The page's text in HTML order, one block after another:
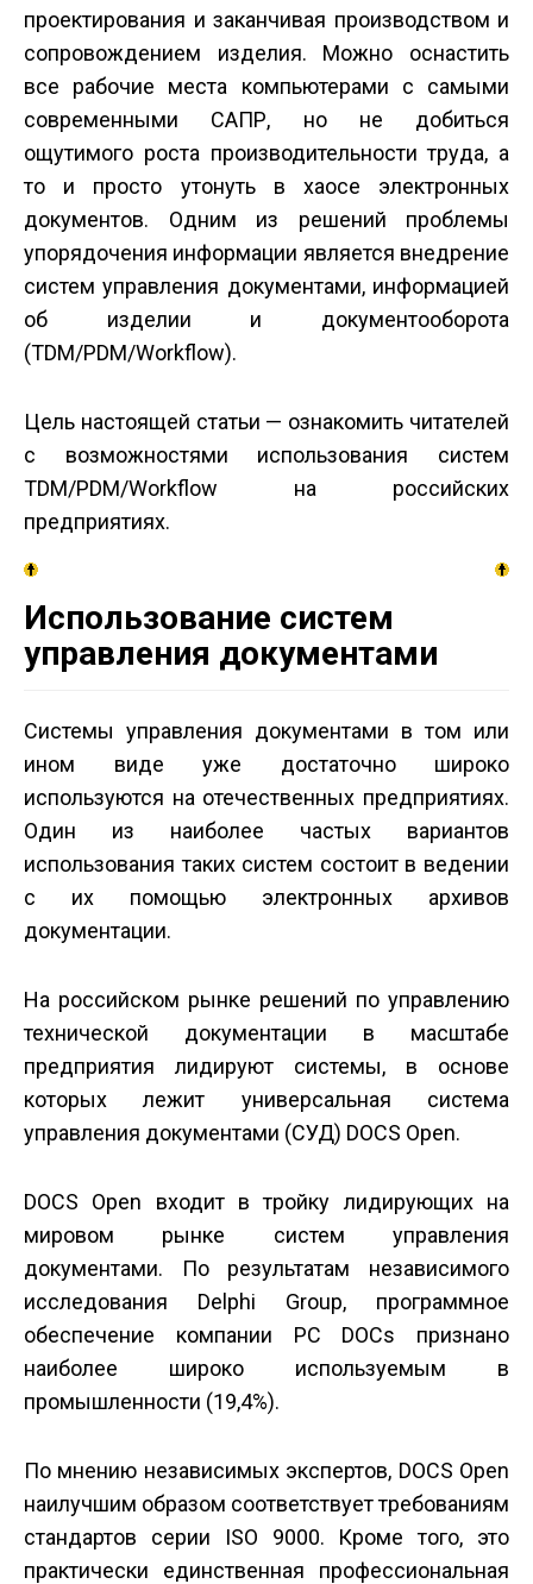
проектирования и заканчивая производством и
сопровождением изделия. Можно оснастить
все рабочие места компьютерами с самыми
современными САПР, но не добиться
ощутимого роста производительности труда, а
то и просто утонуть в хаосе электронных
документов. Одним из решений проблемы
упорядочения информации является внедрение
систем управления документами, информацией
об изделии и документооборота
(TDM/PDM/Workflow).
Цель настоящей статьи — ознакомить читателей
с возможностями использования систем
TDM/PDM/Workflow на российских
предприятиях.
Использование систем
управления документами
Системы управления документами в том или
ином виде уже достаточно широко
используются на отечественных предприятиях.
Один из наиболее частых вариантов
использования таких систем состоит в ведении
с их помощью электронных архивов
документации.
На российском рынке решений по управлению
технической документации в масштабе
предприятия лидируют системы, в основе
которых лежит универсальная система
управления документами (СУД) DOCS Open.
DOCS Open входит в тройку лидирующих на
мировом рынке систем управления
документами. По результатам независимого
исследования Delphi Group, программное
обеспечение компании PC DOCs признано
наиболее широко используемым в
промышленности (19,4%).
По мнению независимых экспертов, DOCS Open
наилучшим образом соответствует требованиям
стандартов серии ISO 9000. Кроме того, это
практически единственная профессиональная